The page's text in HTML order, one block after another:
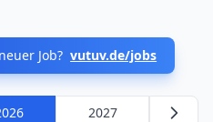
Job? vutuv.de/jobs
2027